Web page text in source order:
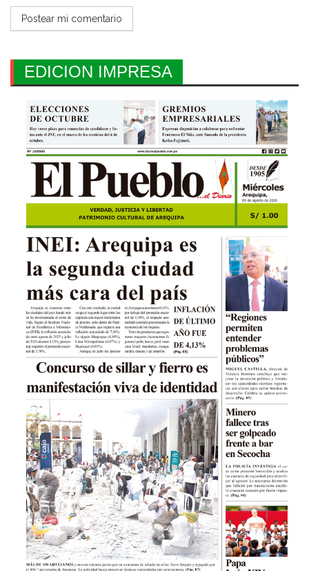
EDICION IMPRESA